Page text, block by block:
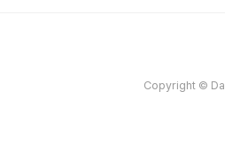
Copyright ©